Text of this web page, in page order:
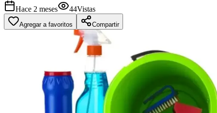
Hace 2 meses
44Vistas
Agregar a favoritos Compartir